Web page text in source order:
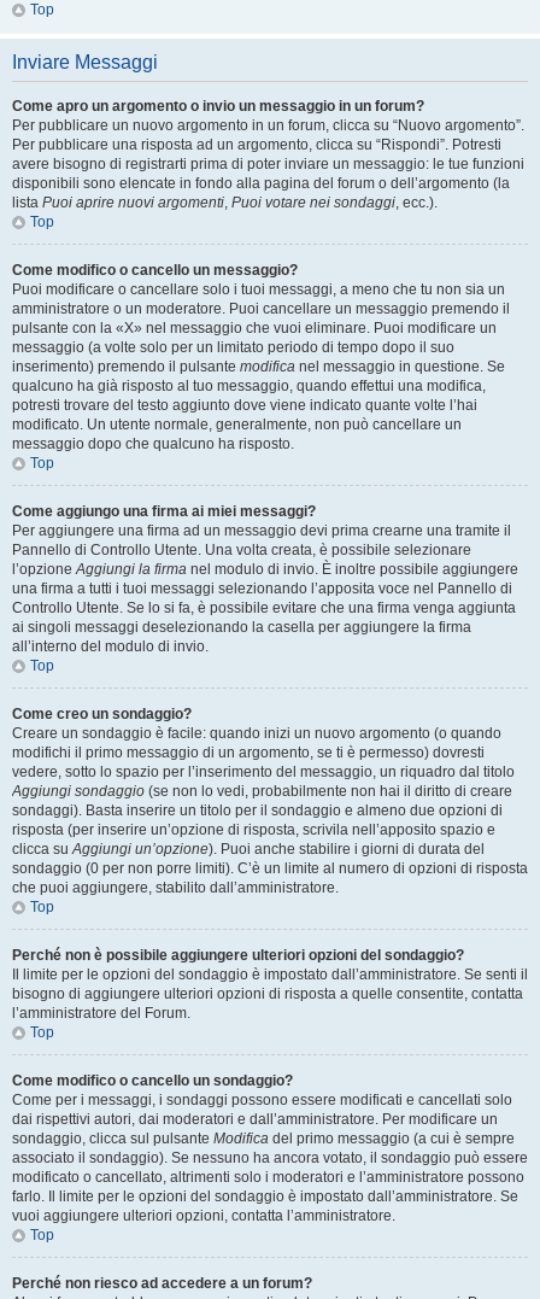
Top
Inviare Messaggi
Come apro un argomento o invio un messaggio in un forum?
Per pubblicare un nuovo argomento in un forum, clicca su “Nuovo argomento”.
Per pubblicare una risposta ad un argomento, clicca su “Rispondi”. Potresti
avere bisogno di registrarti prima di poter inviare un messaggio: le tue funzioni
disponibili sono elencate in fondo alla pagina del forum o dell’argomento (la
lista Puoi aprire nuovi argomenti, Puoi votare nei sondaggi, ecc.).
Top
Come modifico o cancello un messaggio?
Puoi modificare o cancellare solo i tuoi messaggi, a meno che tu non sia un
amministratore o un moderatore. Puoi cancellare un messaggio premendo il
pulsante con la «X» nel messaggio che vuoi eliminare. Puoi modificare un
messaggio (a volte solo per un limitato periodo di tempo dopo il suo
inserimento) premendo il pulsante modifica nel messaggio in questione. Se
qualcuno ha già risposto al tuo messaggio, quando effettui una modifica,
potresti trovare del testo aggiunto dove viene indicato quante volte l’hai
modificato. Un utente normale, generalmente, non può cancellare un
messaggio dopo che qualcuno ha risposto.
Top
Come aggiungo una firma ai miei messaggi?
Per aggiungere una firma ad un messaggio devi prima crearne una tramite il
Pannello di Controllo Utente. Una volta creata, è possibile selezionare
l’opzioneAggiungi la firma nel modulo di invio. È inoltre possibile aggiungere
una firma a tutti i tuoi messaggi selezionando l’apposita voce nel Pannello di
Controllo Utente. Se lo si fa, è possibile evitare che una firma venga aggiunta
ai singoli messaggi deselezionando la casella per aggiungere la firma
all’interno del modulo di invio.
Top
Come creo un sondaggio?
Creare un sondaggio è facile: quando inizi un nuovo argomento (o quando
modifichi il primo messaggio di un argomento, se ti è permesso) dovresti
vedere, sotto lo spazio per l’inserimento del messaggio, un riquadro dal titolo
Aggiungi sondaggio (se non lo vedi, probabilmente non hai il diritto di creare
sondaggi). Basta inserire un titolo per il sondaggio e almeno due opzioni di
risposta (per inserire un’opzione di risposta, scrivila nell’apposito spazio e
clicca suAggiungi un’opzione). Puoi anche stabilire i giorni di durata del
sondaggio (0 per non porre limiti). C’è un limite al numero di opzioni di risposta
che puoi aggiungere, stabilito dall’amministratore.
Top
Perché non è possibile aggiungere ulteriori opzioni del sondaggio?
Il limite per le opzioni del sondaggio è impostato dall’amministratore. Se senti il
bisogno di aggiungere ulteriori opzioni di risposta a quelle consentite, contatta
l’amministratore del Forum.
Top
Come modifico o cancello un sondaggio?
Come per i messaggi, i sondaggi possono essere modificati e cancellati solo
dai rispettivi autori, dai moderatori e dall’amministratore. Per modificare un
sondaggio, clicca sul pulsante Modifica del primo messaggio (a cui è sempre
associato il sondaggio). Se nessuno ha ancora votato, il sondaggio può essere
modificato o cancellato, altrimenti solo i moderatori e l’amministratore possono
farlo. Il limite per le opzioni del sondaggio è impostato dall’amministratore. Se
vuoi aggiungere ulteriori opzioni, contatta l’amministratore.
Top
Perché non riesco ad accedere a un forum?